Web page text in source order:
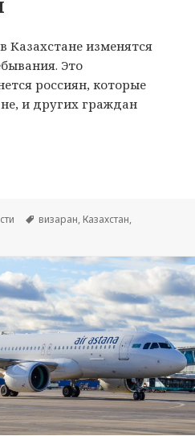
Казахстане изменятся
Это
россиян, которые
и других граждан
меняет правила въезда и
Метки
визаран, Казахстан,